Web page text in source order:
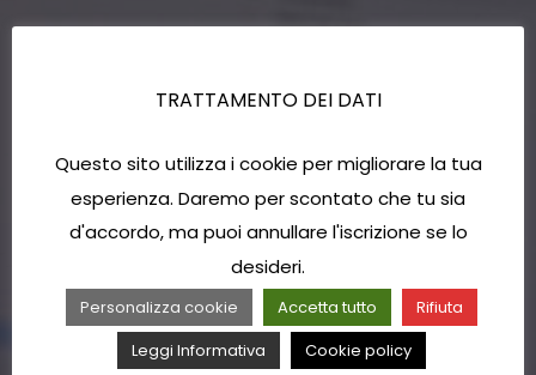
TRATTAMENTO DEI DATI
Questo sito utilizza i cookie per migliorare la tua
esperienza. Daremo per scontato che tu sia
d'accordo, ma puoi annullare l'iscrizione se lo
desideri.
Personalizza cookie Accetta tutto
Rifiuta
Leggi Informativa
Cookie policy